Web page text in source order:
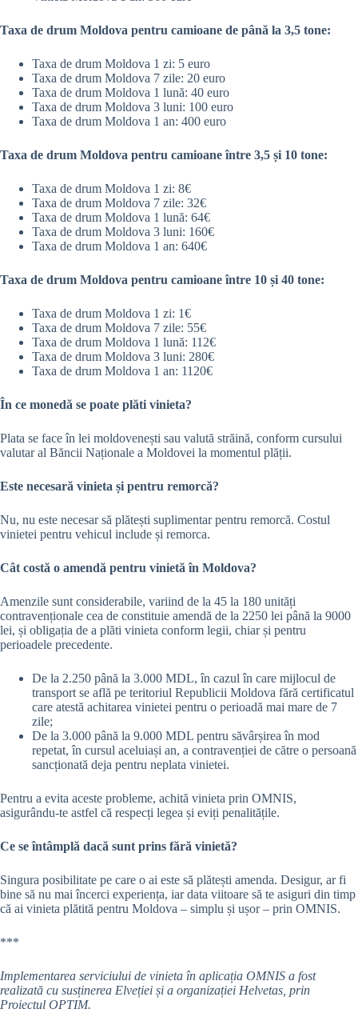
Taxa de drum Moldova pentru camioane de până la 3,5 tone:
Taxa de drum Moldova 1 zi: 5 euro
Taxa de drum Moldova 7 zile: 20 euro
Taxa de drum Moldova 1 lună: 40 euro
Taxa de drum Moldova 3 luni: 100 euro
Taxa de drum Moldova 1 an: 400 euro
Taxa de drum Moldova pentru camioane între 3,5 și 10 tone:
Taxa de drum Moldova 1 zi: 8€
Taxa de drum Moldova 7 zile: 32€
Taxa de drum Moldova 1 lună: 64€
Taxa de drum Moldova 3 luni: 160€
Taxa de drum Moldova 1 an: 640€
Taxa de drum Moldova pentru camioane între 10 și 40 tone:
Taxa de drum Moldova 1 zi: 1€
Taxa de drum Moldova 7 zile: 55€
Taxa de drum Moldova 1 lună: 112€
Taxa de drum Moldova 3 luni: 280€
Taxa de drum Moldova 1 an: 1120€
În ce monedă se poate plăti vinieta?
Plata se face în lei moldovenești sau valută străină, conform cursului
valutar al Băncii Naționale a Moldovei la momentul plății.
Este necesară vinieta și pentru remorcă?
Nu, nu este necesar să plătești suplimentar pentru remorcă. Costul
vinietei pentru vehicul include și remorca.
Cât costă o amendă pentru vinietă în Moldova?
Amenzile sunt considerabile, variind de la 45 la 180 unități
contravenționale cea de constituie amendă de la 2250 lei până la 9000
lei, și obligația de a plăti vinieta conform legii, chiar și pentru
perioadele precedente.
De la 2.250 până la 3.000 MDL, în cazul în care mijlocul de
transport se află pe teritoriul Republicii Moldova fără certificatul
care atestă achitarea vinietei pentru o perioadă mai mare de 7
zile;
De la 3.000 până la 9.000 MDL pentru săvârșirea în mod
repetat, în cursul aceluiași an, a contravenției de către o persoană
sancționată deja pentru neplata vinietei.
Pentru a evita aceste probleme, achită vinieta prin OMNIS,
asigurându-te astfel că respecți legea și eviți penalitățile.
Ce se întâmplă dacă sunt prins fără vinietă?
Singura posibilitate pe care o ai este să plătești amenda. Desigur, ar fi
bine să nu mai încerci experiența, iar data viitoare să te asiguri din timp
că ai vinieta plătită pentru Moldova – simplu și ușor – prin OMNIS.
***
Implementarea serviciului de vinieta în aplicația OMNIS a fost
realizată cu susținerea Elveției și a organizației Helvetas, prin
Proiectul OPTIM.